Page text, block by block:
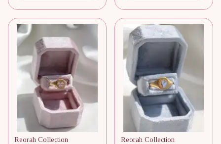
Reorah Collection
Reorah Collection